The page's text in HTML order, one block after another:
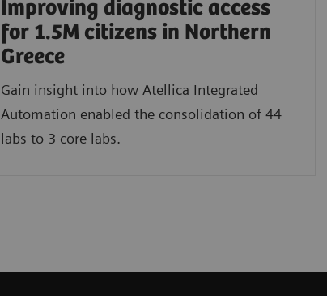
Improving diagnostic access
for 1.5M citizens in Northern
Greece
Gain insight into how Atellica Integrated
Automation enabled the consolidation of 44
labs to 3 core labs.